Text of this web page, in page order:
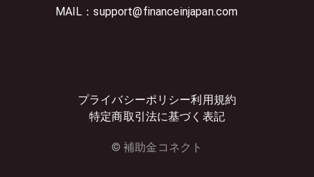
MAIL：support@financeinjapan.com
プライバシーポリシー利用規約
特定商取引法に基づく表記
© 補助金コネクト